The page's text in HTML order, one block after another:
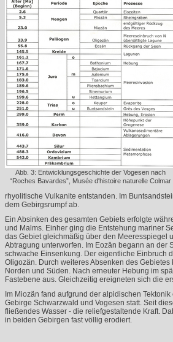
Abb. 3: Entwicklungsgeschichte der Vogesen nach
“Roches Bavardes”, Musée d'histoire naturelle Colmar
rhyolitische Vulkanite entstanden. Im
dem Gebirgsrumpf ab.
Ein Absinken des gesamten Gebiets erfolgte
und Malms. Einher ging die Entstehung mariner
das Gebiet gleichmäßig über den Meeresspiegel
Abtragung unterworfen. Im Eozän begann an der
schwache Einsenkung. Der eigentliche Einbruch
Oligozän. Durch weiteres Absenken des
Norden und Süden. Nach erneuter Hebung im
Fastebene aus. Gleichzeitig ereigneten sich die
Im Miozän fand aufgrund der alpidischen
Gebirge Schwarzwald und Vogesen statt. Seit
fließendes Wasser - die reliefgestaltende Kraft.
in beiden Gebirgen fast völlig erodiert.